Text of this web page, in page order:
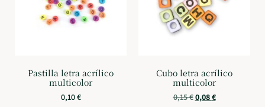
Pastilla letra acrílico
multicolor
0,10€
Cubo letra acrílico
multicolor
0,15€0,08€